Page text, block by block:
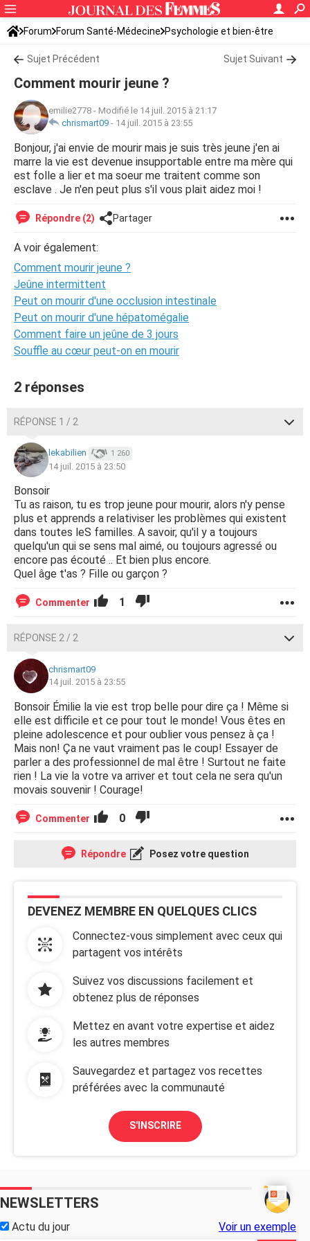
Forum Forum Santé-Médecine Psychologie et bien-être
Sujet Précédent Sujet Suivant
Comment mourir jeune ?
emilie2778 - Modifié le 14 juil. 2015 à 21:17
chrismart09 - 14 juil. 2015 à 23:55
Bonjour, j'ai envie de mourir mais je suis très jeune j'en ai
marre la vie est devenue insupportable entre ma mère qui
est folle a lier et ma soeur me traitent comme son
esclave . Je n'en peut plus s'il vous plait aidez moi !
Répondre (2) Partager
A voir également:
Comment mourir jeune ?
Jeûne intermittent
Peut on mourir d'une occlusion intestinale
Peut on mourir d'une hépatomégalie
Comment faire un jeûne de 3 jours
Souffle au cœur peut-on en mourir
2 réponses
RÉPONSE 1 / 2
lekabilien 1 260
14 juil. 2015 à 23:50
Bonsoir
Tu as raison, tu es trop jeune pour mourir, alors n'y pense
plus et apprends a relativiser les problèmes qui existent
dans toutes leS familles. A savoir, qu'il y a toujours
quelqu'un qui se sens mal aimé, ou toujours agressé ou
encore pas écouté .. Et bien plus encore.
Quel âge t'as ? Fille ou garçon ?
Commenter 1
RÉPONSE 2 / 2
chrismart09
14 juil. 2015 à 23:55
Bonsoir Émilie la vie est trop belle pour dire ça ! Même si
elle est difficile et ce pour tout le monde! Vous êtes en
pleine adolescence et pour oublier vous pensez à ça !
Mais non! Ça ne vaut vraiment pas le coup! Essayer de
parler a des professionnel de mal être ! Surtout ne faite
rien ! La vie la votre va arriver et tout cela ne sera qu'un
movais souvenir ! Courage!
Commenter 0
Répondre Posez votre question
DEVENEZ MEMBRE EN QUELQUES CLICS
Connectez-vous simplement avec ceux qui
partagent vos intérêts
Suivez vos discussions facilement et
obtenez plus de réponses
Mettez en avant votre expertise et aidez
les autres membres
Sauvegardez et partagez vos recettes
préférées avec la communauté
S'INSCRIRE
NEWSLETTERS
Actu du jour Voir un exemple